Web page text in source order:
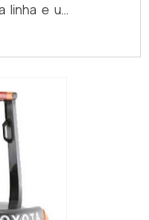
linha e um
inicial ao
paleteira
vai
Atuando
paleteira
satisfação
total na
paleteira